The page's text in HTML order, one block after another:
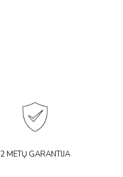
2 METŲ GARANTIJA